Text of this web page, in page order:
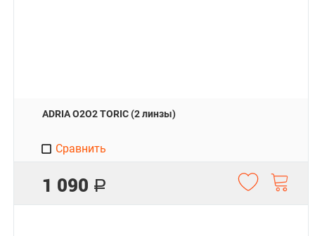
ADRIA O2O2 TORIC (2 линзы)
1 090 Р
Сравнить